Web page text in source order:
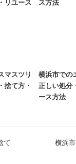
リユース
ス方法
マスツリ
捨て方・
横浜市での
正しい処分
ース方法
て
横浜